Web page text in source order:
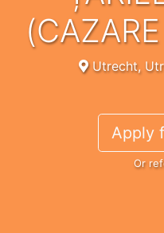
Utrecht,
Apply
Or